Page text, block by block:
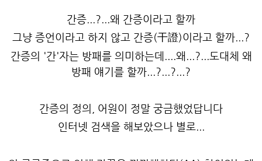
간증...?...왜 간증이라고 할까
그냥 증언이라고 하지 않고 간증(干證)이라고 할까...?
간증의 '간'자는 방패를 의미하는데....왜...?...도대체 왜
방패 얘기를 할까...?...?...?
간증의 정의, 어원이 정말 궁금했었답니다
인터넷 검색을 해보았으나 별로...